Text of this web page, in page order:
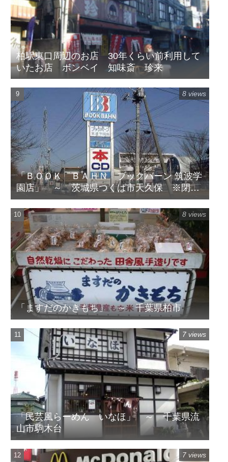
柏駅東口周辺のお店 30年くらい前利用して
いたお店 ボンベイ 知味斎 珍来
「ＢＯＯＫ ＢＡＨＮ ブックバーン 筑波学
園店」 ～ 茨城県つくば市天久保 ※閉店
してます
8 views
「ますだのかきもち」 ～ 千葉県柏市
8 views
「民芸風らーめん いなほ」 ～ 千葉県流
山市駒木台
7 views
7 views